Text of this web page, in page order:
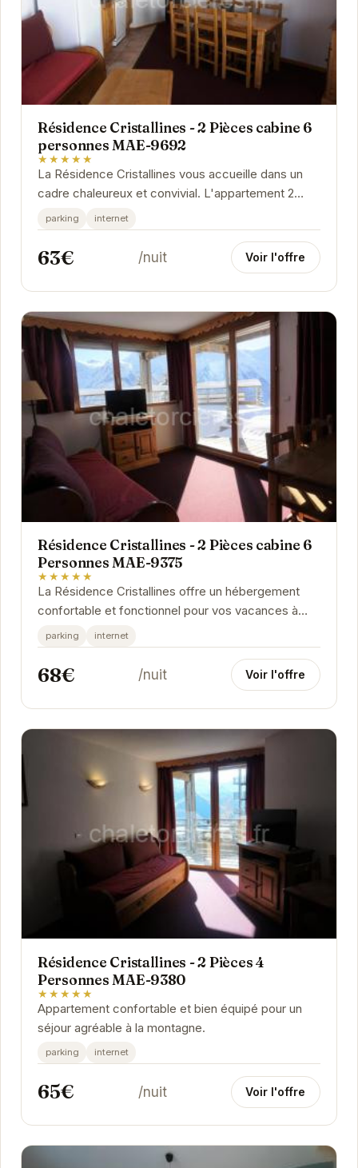
Résidence Cristallines - 2 Pièces cabine 6
personnes MAE-9692
★★★★★
La Résidence Cristallines vous accueille dans un
cadre chaleureux et convivial. L'appartement 2
pièces cabine, spacieux et confortable, est...
parking internet
63€ /nuit Voir l'offre
Résidence Cristallines - 2 Pièces cabine 6
Personnes MAE-9375
★★★★★
La Résidence Cristallines offre un hébergement
confortable et fonctionnel pour vos vacances à
Orcières. Située au cœur de la station, elle...
parking internet
68€ /nuit Voir l'offre
Résidence Cristallines - 2 Pièces 4
Personnes MAE-9380
★★★★★
Appartement confortable et bien équipé pour un
séjour agréable à la montagne.
parking internet
65€ /nuit Voir l'offre